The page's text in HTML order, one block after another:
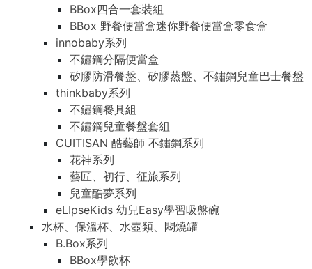
BBox四合一套裝組
BBox 野餐便當盒迷你野餐便當盒零食盒
innobaby系列
不鏽鋼分隔便當盒
矽膠防滑餐盤、矽膠蒸盤、不鏽鋼兒童巴士餐盤
thinkbaby系列
不鏽鋼餐具組
不鏽鋼兒童餐盤套組
CUITISAN 酷藝師 不鏽鋼系列
花神系列
藝匠、初行、征旅系列
兒童酷夢系列
eLIpseKids 幼兒Easy學習吸盤碗
水杯、保溫杯、水壺類、悶燒罐
B.Box系列
BBox學飲杯